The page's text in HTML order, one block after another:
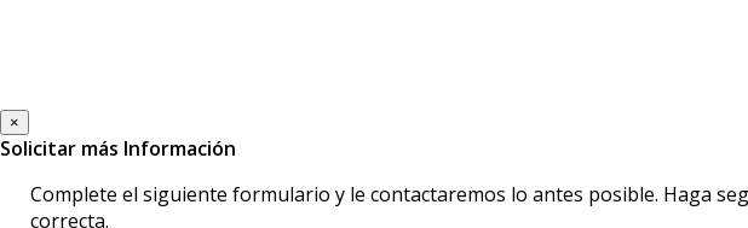
×
Solicitar más Información
Complete el siguiente formulario y le contactaremos lo antes posible. Haga
correcta.